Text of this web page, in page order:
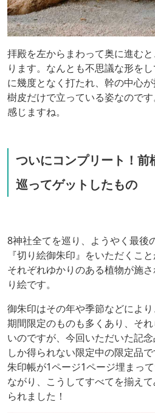
拝殿を左からまわって奥に進む
ります。なんとも不思議な形を
に幾度となく打たれ、幹の中心が
樹皮だけで立っている姿なので
感じますね。
ついにコンプリート！前
巡ってゲットしたもの
8神社全てを巡り、ようやく最後
『切り絵御朱印』をいただくこ
それぞれゆかりのある植物が施
り絵です。
御朱印はその年や季節などによ
期間限定のものも多くあり、そ
いのですが、今回いただいた記
しか得られない限定中の限定品
朱印帳が1ページ1ページ埋まっ
ながり、こうしてすべてを揃え
られました！